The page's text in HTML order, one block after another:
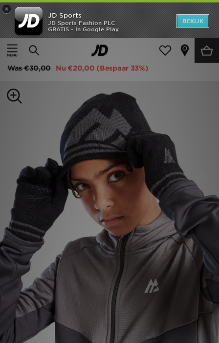
×
JD Sports
JD Sports Fashion PLC
GRATIS - In Google Play
BEKIJK
Thuis
Kids Kinderaccessoires
MONTIREX Ibex Beanie/Gloves Set Junior
Was€30,00 Nu €20,00 (Bespaar 33%)
New In
Heren
Collecties
Sport
OFFERS
Download de app
Winkel Zoeken
Bestelling Traceren
Mijn JD
Klantenservice
Vacatures